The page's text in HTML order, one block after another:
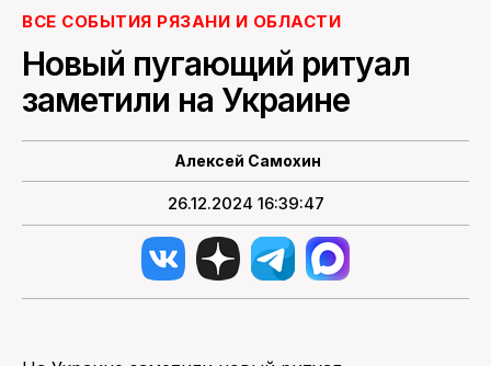
ПОИСК ПО САЙТУ
ВСЕ СОБЫТИЯ РЯЗАНИ И ОБЛАСТИ
Новый пугающий ритуал
заметили на Украине
Алексей Самохин
26.12.2024 16:39:47